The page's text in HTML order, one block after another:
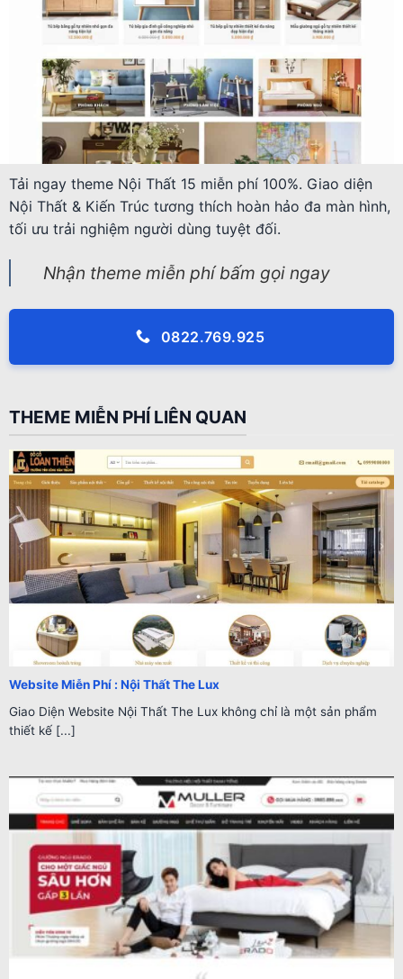
Tải ngay theme Nội Thất 15 miễn phí 100%. Giao diện
Nội Thất & Kiến Trúc tương thích hoàn hảo đa màn hình,
tối ưu trải nghiệm người dùng tuyệt đối.
Nhận theme miễn phí bấm gọi ngay
0822.769.925
THEME MIỄN PHÍ LIÊN QUAN
Website Miễn Phí : Nội Thất The Lux
Giao Diện Website Nội Thất The Lux không chỉ là một sản phẩm
thiết kế [...]